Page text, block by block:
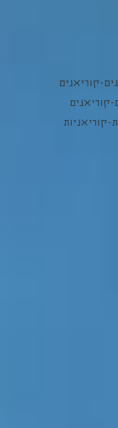
קוריאנים
קוריאנים
קוריאניות